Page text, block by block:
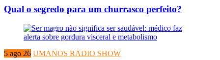
Qual o segredo para um churrasco perfeito?
5 ago 26 UMANOS RADIO SHOW